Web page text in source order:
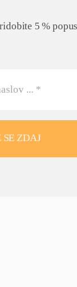
5 %
SE ZDAJ